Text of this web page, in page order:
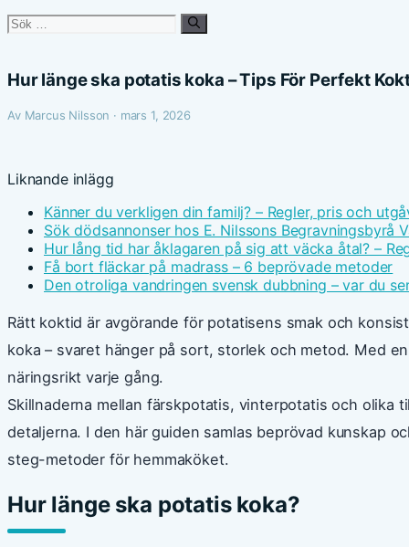
Sök
Hur länge ska potatis koka – Tips För Perfekt
Av Marcus Nilsson · mars 1, 2026
Liknande inlägg
Känner du verkligen din familj? – Regler, pris och
Sök dödsannonser hos E. Nilssons Begravningsbyrå
Hur lång tid har åklagaren på sig att väcka åtal? –
Få bort fläckar på madrass – 6 beprövade metoder
Den otroliga vandringen svensk dubbning – var du
Rätt koktid är avgörande för potatisens smak och
koka – svaret hänger på sort, storlek och metod. Med
näringsrikt varje gång.
Skillnaderna mellan färskpotatis, vinterpotatis och olika
detaljerna. I den här guiden samlas beprövad kunskap
steg-metoder för hemmaköket.
Hur länge ska potatis koka?